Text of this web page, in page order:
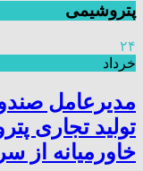
پتروشیمی
۲۴
خرداد
مدیرعامل
تولید تجاری
خاورمیانه از